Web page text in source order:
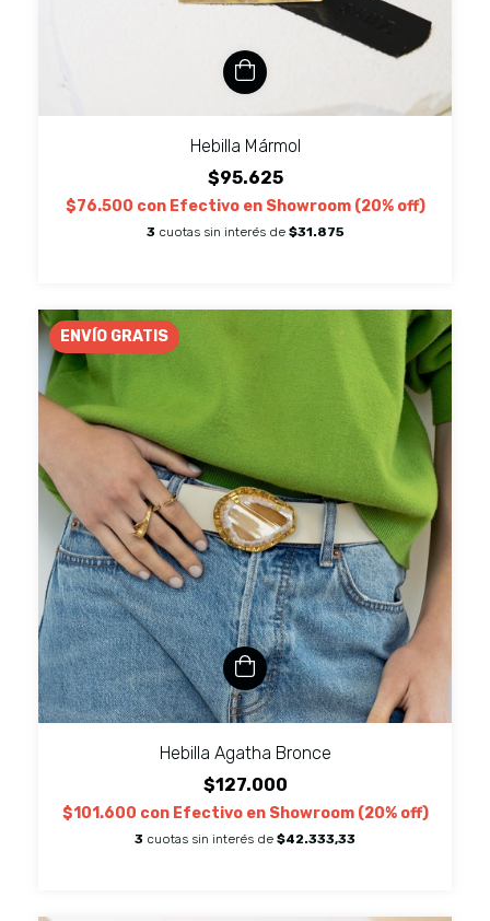
Hebilla Mármol
$95.625
$76.500 con Efectivo en Showroom (20% off)
3 cuotas sin interés de $31.875
ENVÍO GRATIS
Hebilla Agatha Bronce
$127.000
$101.600 con Efectivo en Showroom (20% off)
3 cuotas sin interés de $42.333,33